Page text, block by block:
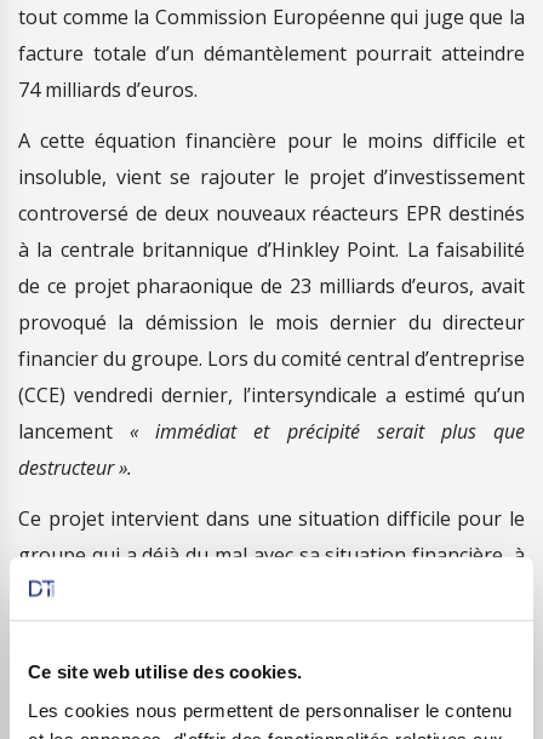
Ce site web utilise des cookies.
Les cookies nous permettent de personnaliser le contenu
tout comme la Commission Européenne qui juge que la
facture totale d’un démantèlement pourrait atteindre
74 milliards d’euros.
A cette équation financière pour le moins difficile et
insoluble, vient se rajouter le projet d’investissement
controversé de deux nouveaux réacteurs EPR destinés
à la centrale britannique d’Hinkley Point. La faisabilité
de ce projet pharaonique de 23 milliards d’euros, avait
provoqué la démission le mois dernier du directeur
financier du groupe. Lors du comité central d’entreprise
(CCE) vendredi dernier, l’intersyndicale a estimé qu’un
lancement« immédiat et précipité serait plus que
destructeur ».
Ce projet intervient dans une situation difficile pour le
groupe qui a déjà du mal avec sa situation financière, à
l’image des difficultés qu’il rencontre pour terminer
l’EPR français à Flamanville. Les coûts de ces travaux
ont plus que doublé à 8 milliards d’euros, et la livraison,
initialement prévue en 2012, a déjà pris 6 ans de retard